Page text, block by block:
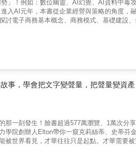
」！例如：數位幽靈、AI幻覺、AI資料中毒
入AI元年，本書從企業經營與策略的角度，
討電子商務基本概念、商務模式、基礎建設
整而詳細說明電子商務與網路行銷的各個主
排，形成條理清晰的學習架構。 ■ 最紮實的
事，學會把文字變聲量，把聲量變資
那一刻發生！臉書超過577萬瀏覽、1萬次分
學院創辦人Elton帶你一窺克莉絲蒂、史蒂
被世界看見，才華往往只是起點。才華需要
、「觀點」與「創造影響力」。本書透過克